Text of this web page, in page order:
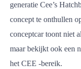
generatie Cee’s
concept te onthullen
conceptcar toont niet
maar bekijkt ook een
het CEE -bereik.